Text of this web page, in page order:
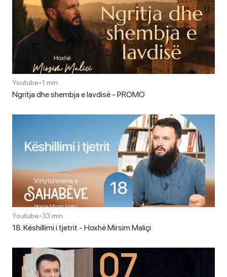
Youtube•1 min
Ngritja dhe shembja e lavdisë - PROMO
Youtube•33 min
18. Këshillimi i tjetrit - Hoxhë Mirsim Maliçi